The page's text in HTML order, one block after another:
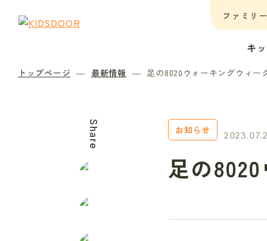
ファミリ
キ
トップページ 最新情報 足の8020ウォーキングウィー
Share お知らせ
足の